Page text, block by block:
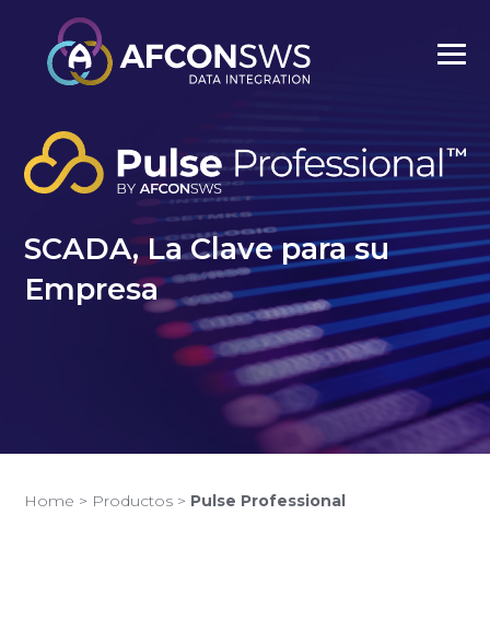
SCADA, La Clave para su
Empresa
Home > Productos > Pulse Professional